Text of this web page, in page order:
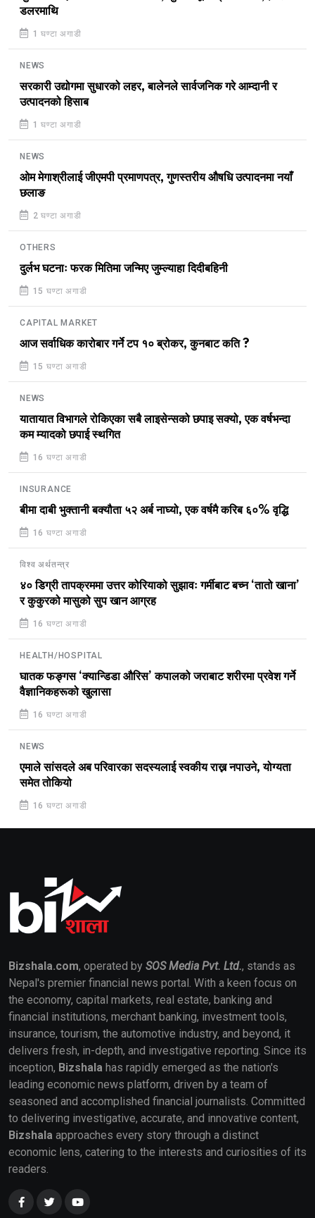
डलरमाथि
1 घण्टा अगाडी
NEWS
सरकारी उद्योगमा सुधारको लहर, बालेनले सार्वजनिक गरे आम्दानी र
उत्पादनको हिसाब
1 घण्टा अगाडी
NEWS
ओम मेगाश्रीलाई जीएमपी प्रमाणपत्र, गुणस्तरीय औषधि उत्पादनमा नयाँ
छलाङ
2 घण्टा अगाडी
OTHERS
दुर्लभ घटनाः फरक मितिमा जन्मिए जुम्ल्याहा दिदीबहिनी
15 घण्टा अगाडी
CAPITAL MARKET
आज सर्वाधिक कारोबार गर्ने टप १० ब्रोकर, कुनबाट कति ?
15 घण्टा अगाडी
NEWS
यातायात विभागले रोकिएका सबै लाइसेन्सको छपाइ सक्यो, एक वर्षभन्दा
कम म्यादको छपाई स्थगित
16 घण्टा अगाडी
INSURANCE
बीमा दाबी भुक्तानी बक्यौता ५२ अर्ब नाघ्यो, एक वर्षमै करिब ६०% वृद्धि
16 घण्टा अगाडी
विश्व अर्थतन्त्र
४० डिग्री तापक्रममा उत्तर कोरियाको सुझावः गर्मीबाट बच्न ‘तातो खाना’
र कुकुरको मासुको सुप खान आग्रह
16 घण्टा अगाडी
HEALTH/HOSPITAL
घातक फङ्गस ‘क्यान्डिडा औरिस’ कपालको जराबाट शरीरमा प्रवेश गर्ने
वैज्ञानिकहरूको खुलासा
16 घण्टा अगाडी
NEWS
एमाले सांसदले अब परिवारका सदस्यलाई स्वकीय राख्न नपाउने, योग्यता
समेत तोकियो
16 घण्टा अगाडी
Bizshala.com, operated by SOS Media Pvt. Ltd., stands as
Nepal's premier financial news portal. With a keen focus on
the economy, capital markets, real estate, banking and
financial institutions, merchant banking, investment tools,
insurance, tourism, the automotive industry, and beyond, it
delivers fresh, in-depth, and investigative reporting. Since its
inception, Bizshala has rapidly emerged as the nation's
leading economic news platform, driven by a team of
seasoned and accomplished financial journalists. Committed
to delivering investigative, accurate, and innovative content,
Bizshala approaches every story through a distinct
economic lens, catering to the interests and curiosities of its
readers.